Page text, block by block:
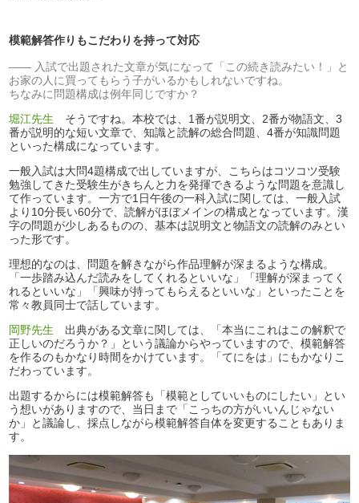
模範解答作りもこだわりを持って対応
入試で出題された文章が気になって「この続き読みたい！」と
お家の人に買ってもらう子がいるかもしれないですね。
ちなみに問題構成は例年同じですか？
堀江先生 そうですね。本校では、1番が説明文、2番が物語文、3
番が説明的な短い文章で、知識と読解の総合問題、4番が知識問題
といった構成になっています。
一般入試は大問4題構成で出していますが、こちらはコツコツ受験
勉強してきた受験生がきちんと力を発揮できるような問題を意識し
て作っています。一方で1日午後の一科入試に関しては、一般入試
より10分長い60分で、読解がほぼメインの構成となっています。漢
字の問題が少しあるものの、基本は説明文と物語文の読解のみとい
った形です。
理想的なのは、問題を解きながら作品理解が深まるような構成。
「一歩踏み込んだ読みをしてくれるといいな」「理解が深まってく
れるといいな」「興味が持ってもらえるといいな」といったことを
常々教員同士で話しています。
岡野先生 出典がある文章に関しては、「本当にこれはこの解釈で
正しいのだろうか？」という議論からやっていますので、模範解答
を作るのもかなり時間をかけています。「てにをは」にもかなりこ
だわっています。
出題するからには模範解答も「模範としていいものにしたい」とい
う想いがありますので、当日まで「こっちの方がいいんじゃない
か」と議論し、採点しながら模範解答自体を変更することもありま
す。